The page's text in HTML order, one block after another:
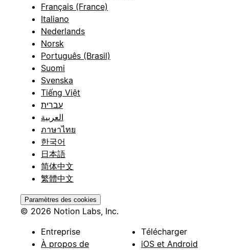
Français (France)
Italiano
Nederlands
Norsk
Português (Brasil)
Suomi
Svenska
Tiếng Việt
עברית
العربية
ภาษาไทย
한국어
日本語
简体中文
繁體中文
Paramètres des cookies
© 2026 Notion Labs, Inc.
Entreprise
À propos de
Télécharger
iOS et Android